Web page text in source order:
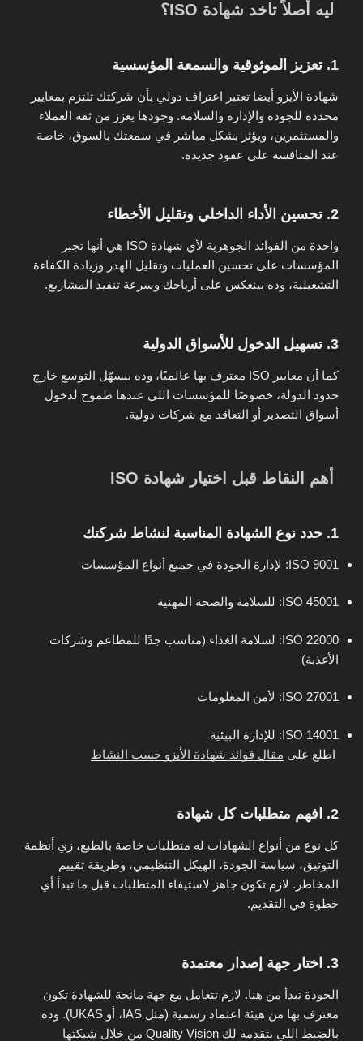
ليه أصلاً تاخد شهادة ISO؟
1. تعزيز الموثوقية والسمعة المؤسسية
شهادة الأيزو أيضا تعتبر اعتراف دولي بأن شركتك تلتزم بمعايير
محددة للجودة والإدارة والسلامة. وجودها يعزز من ثقة العملاء
والمستثمرين، ويؤثر بشكل مباشر في سمعتك بالسوق، خاصة
عند المنافسة على عقود جديدة.
2. تحسين الأداء الداخلي وتقليل الأخطاء
واحدة من الفوائد الجوهرية لأي شهادة ISO هي أنها تجبر
المؤسسات على تحسين العمليات وتقليل الهدر وزيادة الكفاءة
التشغيلية، وده بينعكس على أرباحك وسرعة تنفيذ المشاريع.
3. تسهيل الدخول للأسواق الدولية
كما أن معايير ISO معترف بها عالميًا، وده بيسهّل التوسع خارج
حدود الدولة، خصوصًا للمؤسسات اللي عندها طموح لدخول
أسواق التصدير أو التعاقد مع شركات دولية.
أهم النقاط قبل اختيار شهادة ISO
1. حدد نوع الشهادة المناسبة لنشاط شركتك
ISO 9001: لإدارة الجودة في جميع أنواع المؤسسات
ISO 45001: للسلامة والصحة المهنية
ISO 22000: لسلامة الغذاء (مناسب جدًا للمطاعم وشركات
الأغذية)
ISO 27001: لأمن المعلومات
ISO 14001: للإدارة البيئية
اطلع على مقال فوائد شهادة الأيزو حسب النشاط
2. افهم متطلبات كل شهادة
كل نوع من أنواع الشهادات له متطلبات خاصة بالطبع، زي أنظمة
التوثيق، سياسة الجودة، الهيكل التنظيمي، وطريقة تقييم
المخاطر. لازم تكون جاهز لاستيفاء المتطلبات قبل ما تبدأ أي
خطوة في التقديم.
3. اختار جهة إصدار معتمدة
الجودة تبدأ من هنا. لازم تتعامل مع جهة مانحة للشهادة تكون
معترف بها من هيئة اعتماد رسمية (مثل IAS، أو UKAS). وده
بالضبط اللي بتقدمه لك Quality Vision من خلال شبكتها